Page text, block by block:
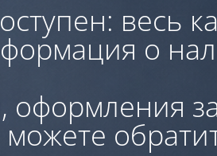
весь
о
оформления